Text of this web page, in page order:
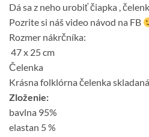
Dá sa z neho urobiť čiapka ,
Pozrite si náš video návod na FB
Rozmer nákrčníka:
47 x 25 cm
Čelenka
Krásna folklórna čelenka
Zloženie:
bavlna 95%
elastan 5 %